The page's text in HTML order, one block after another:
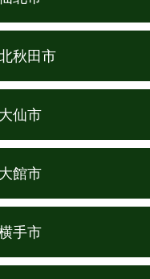
秋田市
大仙市
大館市
手市